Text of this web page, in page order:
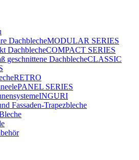
DachblecheMODULAR SERIES
DachblecheCOMPACT SERIES
geschnittene DachblecheCLASSIC
RETRO
PANEL SERIES
INGURI
Fassaden-Trapezbleche